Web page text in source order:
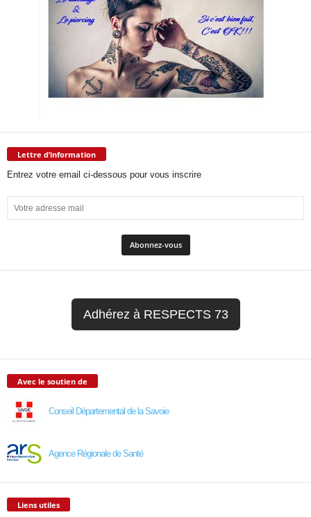
Lettre d’information
Entrez votre email ci-dessous pour vous inscrire
Adhérez à RESPECTS 73
Avec le soutien de
Conseil Départemental de la Savoie
Agence Régionale de Santé
Liens utiles